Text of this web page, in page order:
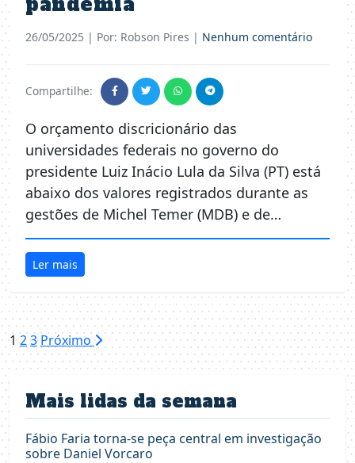
26/05/2025 | Por: Robson Pires | Nenhum comentário
Compartilhe:
O orçamento discricionário das
universidades federais no governo do
presidente Luiz Inácio Lula da Silva (PT) está
abaixo dos valores registrados durante as
gestões de Michel Temer (MDB) e de…
Ler mais
Paginação
de
posts
123 Próximo
Mais lidas da semana
Fábio Faria torna-se peça central em investigação
sobre Daniel Vorcaro